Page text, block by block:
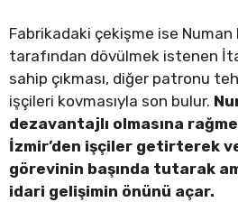
Fabrikadaki çekişme ise Numan
tarafından dövülmek istenen
sahip çıkması, diğer patronu
işçileri kovmasıyla son bulur.
dezavantajlı olmasına
İzmir’den işçiler getirterek
görevinin başında tutarak
idari gelişimin önünü açar.